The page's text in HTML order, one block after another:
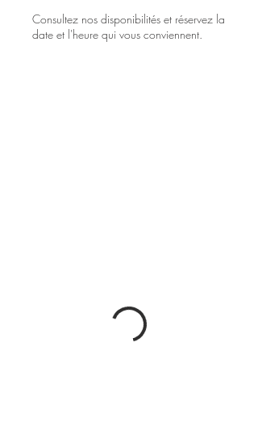
Consultez nos disponibilités et réservez la
date et l'heure qui vous conviennent.